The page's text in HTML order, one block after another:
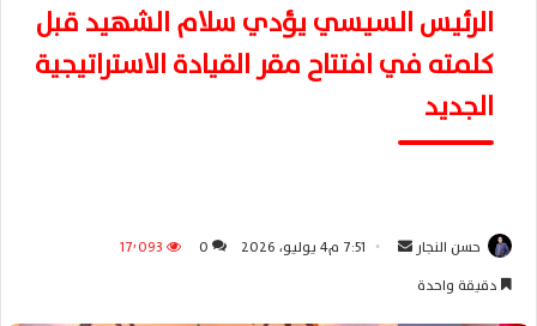
الرئيس السيسي يؤدي سلام الشهيد قبل
كلمته في افتتاح مقر القيادة الاستراتيجية
الجديد
حسن النجار 7:51 م4 يوليو، 2026 0
17٬093
دقيقة واحدة